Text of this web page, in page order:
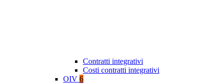
Contratti integrativi
Costi contratti integrativi
OIV 6